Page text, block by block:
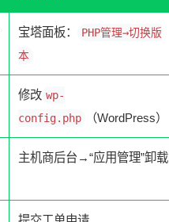
宝塔面板：
PHP管理→切换版
本
修改 wp-
config.php
（WordPress）
主机商后台→“应用管理”卸载